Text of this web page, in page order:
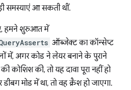
समस्याएं आ सकती थीं.
हमने शुरुआत में
ऑब्जेक्ट का कॉन्सेप्ट
में, अगर कोड ने लेयर बनाने के पुराने
कोशिश की, तो यह दावा पूरा नहीं हो
डीबग मोड में था, तो वह क्रैश हो जाएगा.